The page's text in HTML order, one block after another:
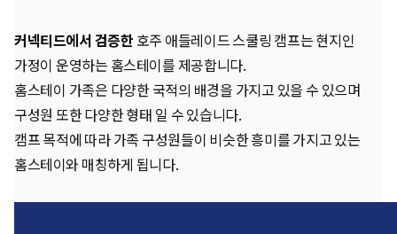
커넥티드에서 검증한 호주 애들레이드 스쿨링 캠프는 현지인
가정이 운영하는 홈스테이를 제공합니다.
홈스테이 가족은 다양한 국적의 배경을 가지고 있을 수 있으며
구성원 또한 다양한 형태 일 수 있습니다.
캠프 목적에 따라 가족 구성원들이 비슷한 흥미를 가지고 있는
홈스테이와 매칭하게 됩니다.